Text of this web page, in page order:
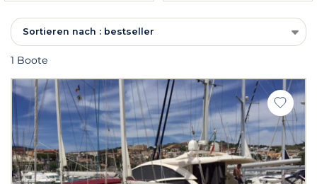
Sortieren nach : bestseller
1 Boote